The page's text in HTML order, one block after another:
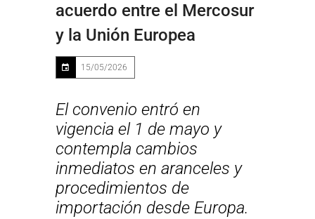
acuerdo entre el Mercosur
y la Unión Europea
15/05/2026
El convenio entró en
vigencia el 1 de mayo y
contempla cambios
inmediatos en aranceles y
procedimientos de
importación desde Europa.